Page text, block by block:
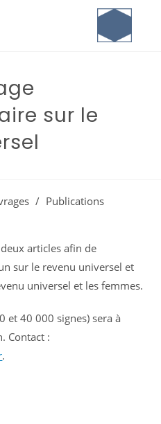
sur le
/ Publications
articles afin de
sur le revenu universel et
universel et les femmes.
et 40 000 signes) sera à
Contact :
.